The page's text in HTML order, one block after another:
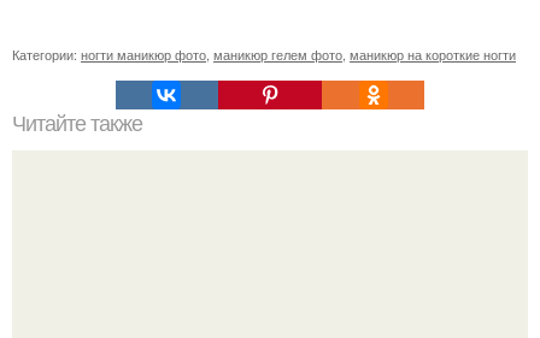
Категории: ногти маникюр фото маникюр гелем фото маникюр на короткие ногти
Читайте также